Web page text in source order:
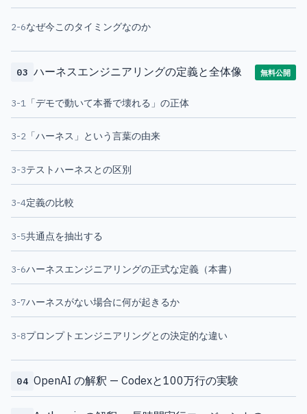
2-6なぜ今このタイミングなのか
03 ハーネスエンジニアリングの定義と全体像 無料公開
3-1 「デモで動いて本番で壊れる」の正体
3-2 「ハーネス」という言葉の由来
3-3テストハーネスとの区別
3-4定義の比較
3-5共通点を抽出する
3-6ハーネスエンジニアリングの正式な定義（本書）
3-7ハーネスがない場合に何が起きるか
3-8プロンプトエンジニアリングとの決定的な違い
04 OpenAI の解釈 — Codexと100万行の実験